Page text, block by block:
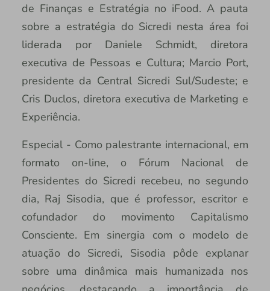
de Finanças e Estratégia no iFood. A pauta
sobre a estratégia do Sicredi nesta área foi
liderada por Daniele Schmidt, diretora
executiva de Pessoas e Cultura; Marcio Port,
presidente da Central Sicredi Sul/Sudeste; e
Cris Duclos, diretora executiva de Marketing e
Experiência.
Especial - Como palestrante internacional, em
formato on-line, o Fórum Nacional de
Presidentes do Sicredi recebeu, no segundo
dia, Raj Sisodia, que é professor, escritor e
cofundador do movimento Capitalismo
Consciente. Em sinergia com o modelo de
atuação do Sicredi, Sisodia pôde explanar
sobre uma dinâmica mais humanizada nos